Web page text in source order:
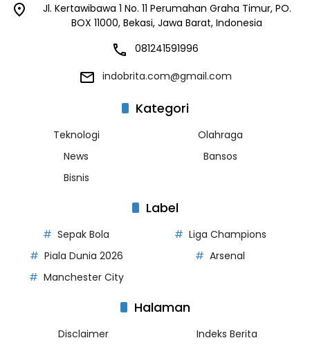
Jl. Kertawibawa 1 No. 11 Perumahan Graha Timur, PO.
BOX 11000, Bekasi, Jawa Barat, Indonesia
081241591996
indobrita.com@gmail.com
Kategori
Teknologi
Olahraga
News
Bansos
Bisnis
Label
Sepak Bola
Liga Champions
Piala Dunia 2026
Arsenal
Manchester City
Halaman
Disclaimer
Indeks Berita